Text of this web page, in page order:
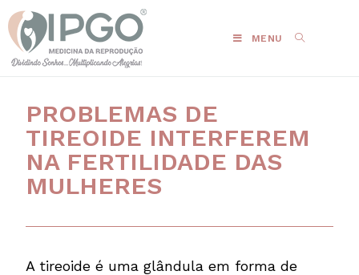
MENU
PROBLEMAS DE
TIREOIDE INTERFEREM
NA FERTILIDADE DAS
MULHERES
A tireoide é uma glândula em forma de